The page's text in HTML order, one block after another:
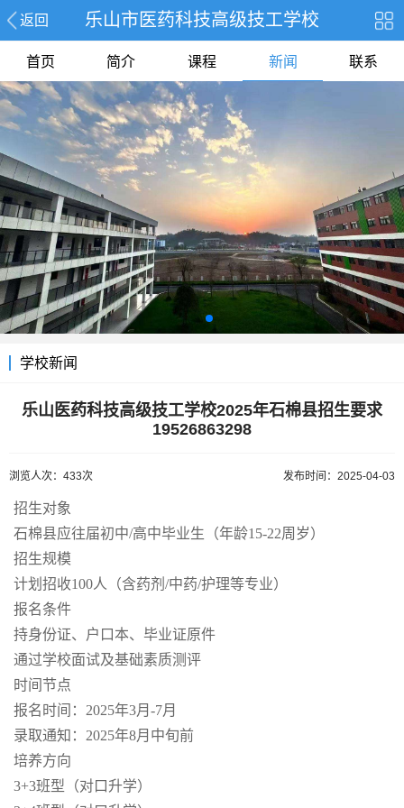
返回 乐山市医药科技高级技工学校
首页 简介 课程 新闻 联系
学校新闻
乐山医药科技高级技工学校2025年石棉县招生要求
19526863298
浏览人次：433次 发布时间：2025-04-03
招生对象
石棉县应往届初中/高中毕业生（年龄15-22周岁）
招生规模
计划招收100人（含药剂/中药/护理等专业）
报名条件
持身份证、户口本、毕业证原件
通过学校面试及基础素质测评
时间节点
报名时间：2025年3月-7月
录取通知：2025年8月中旬前
培养方向
3+3班型（对口升学）